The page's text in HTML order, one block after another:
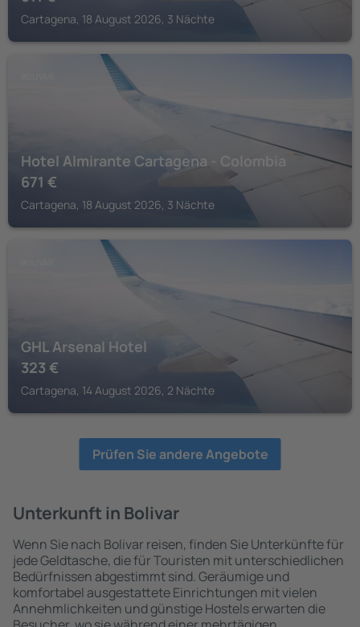
Cartagena, 18 August 2026, 3 Nächte
Hotel Almirante Cartagena - Colombia
671 €
Cartagena, 18 August 2026, 3 Nächte
GHL Arsenal Hotel
323 €
Cartagena, 14 August 2026, 2 Nächte
Prüfen Sie andere Angebote
Unterkunft in Bolivar
Wenn Sie nach Bolivar reisen, finden Sie Unterkünfte für
jede Geldtasche, die für Touristen mit unterschiedlichen
Bedürfnissen abgestimmt sind. Geräumige und
komfortabel ausgestattete Einrichtungen mit vielen
Annehmlichkeiten und günstige Hostels erwarten die